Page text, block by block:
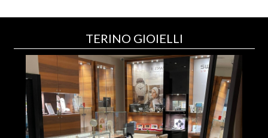
TERINO GIOIELLI